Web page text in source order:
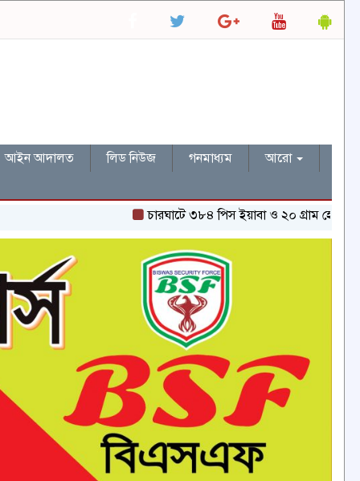
আইন আদালত লিড নিউজ গনমাধ্যম
আরো
চারঘাটে ৩৮৪ পিস ইয়াবা ও ২০ গ্রাম হেরোইনসহ একজন